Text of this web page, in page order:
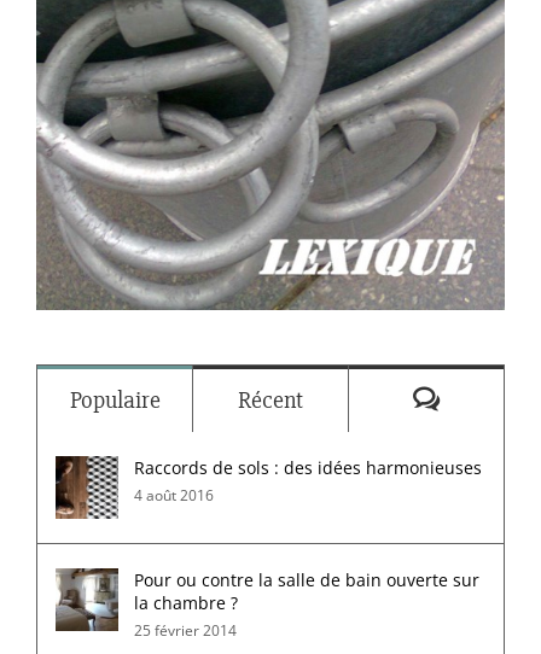
Populaire Récent
Raccords de sols : des idées harmonieuses
4 août 2016
Pour ou contre la salle de bain ouverte sur
la chambre ?
25 février 2014